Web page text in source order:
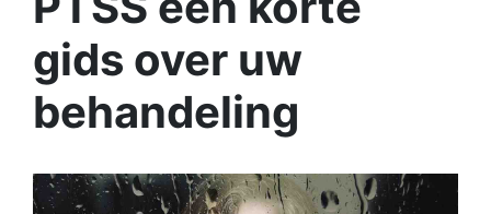
gids over uw
behandeling